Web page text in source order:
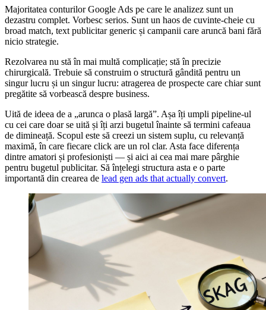
Majoritatea conturilor Google Ads pe care le analizez sunt un
dezastru complet. Vorbesc serios. Sunt un haos de cuvinte-cheie cu
broad match, text publicitar generic și campanii care aruncă bani fără
nicio strategie.
Rezolvarea nu stă în mai multă complicație; stă în precizie
chirurgicală. Trebuie să construim o structură gândită pentru un
singur lucru și un singur lucru: atragerea de prospecte care chiar sunt
pregătite să vorbească despre business.
Uită de ideea de a „arunca o plasă largă”. Așa îți umpli pipeline-ul
cu cei care doar se uită și îți arzi bugetul înainte să termini cafeaua
de dimineață. Scopul este să creezi un sistem suplu, cu relevanță
maximă, în care fiecare click are un rol clar. Asta face diferența
dintre amatori și profesioniști — și aici ai cea mai mare pârghie
pentru bugetul publicitar. Să înțelegi structura asta e o parte
importantă din crearea de lead gen ads that actually convert.